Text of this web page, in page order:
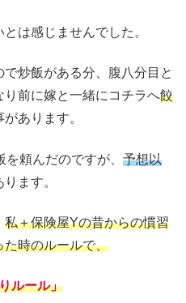
は感じませんでした。
炒飯がある分、腹八分目と
前に嫁と一緒にコチラへ餃
があります。
頼んだのですが、 予想以
ります。
私＋保険屋Yの昔からの慣習
た時のルールで、
ルール」